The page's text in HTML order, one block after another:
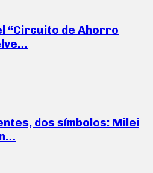
“Circuito de Ahorro
dos símbolos: Milei